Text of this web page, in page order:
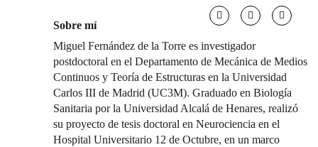
Sobre mí
Miguel Fernández de la Torre es investigador
postdoctoral en el Departamento de Mecánica de Medios
Continuos y Teoría de Estructuras en la Universidad
Carlos III de Madrid (UC3M). Graduado en Biología
Sanitaria por la Universidad Alcalá de Henares, realizó
su proyecto de tesis doctoral en Neurociencia en el
Hospital Universitario 12 de Octubre, en un marco